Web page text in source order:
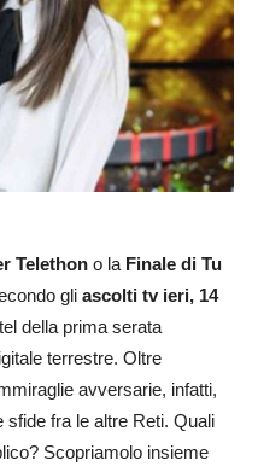
Telethon o la Finale di Tu
gli ascolti tv ieri, 14
della prima serata
terrestre. Oltre
avversarie, infatti,
sfide fra le altre Reti. Quali
Scopriamolo insieme